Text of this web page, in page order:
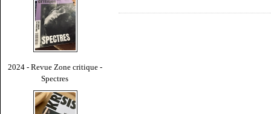
2024 - Revue Zone critique -
Spectres